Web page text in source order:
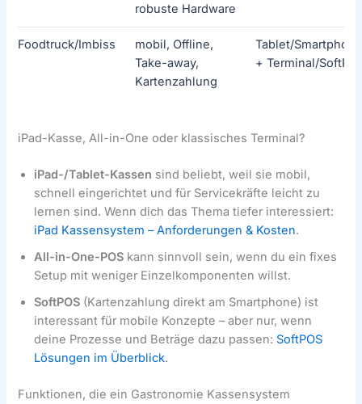
robuste Hardware
Foodtruck/Imbiss
mobil, Offline,
Take-away,
Kartenzahlung
Tablet/
+ Terminal/
iPad-Kasse, All-in-One oder klassisches Terminal?
iPad-/Tablet-Kassen sind beliebt, weil sie mobil,
schnell eingerichtet und für Servicekräfte leicht zu
lernen sind. Wenn dich das Thema tiefer interessiert:
iPad Kassensystem – Anforderungen & Kosten.
All-in-One-POS kann sinnvoll sein, wenn du ein fixes
Setup mit weniger Einzelkomponenten willst.
SoftPOS (Kartenzahlung direkt am Smartphone) ist
interessant für mobile Konzepte – aber nur, wenn
deine Prozesse und Beträge dazu passen: SoftPOS
Lösungen im Überblick.
Funktionen, die ein Gastronomie Kassensystem